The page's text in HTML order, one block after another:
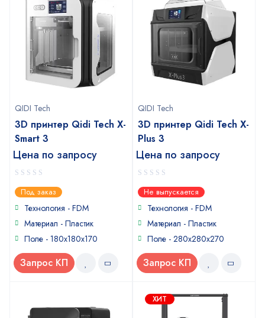
QIDI Tech
3D принтер Qidi Tech X-
Smart 3
Цена по запросу
0
out
of
Под заказ
Технология - FDM
Материал - Пластик
Поле - 180х180х170
Запрос КП
QIDI Tech
3D принтер Qidi Tech X-
Plus 3
Цена по запросу
0
out
of
Не выпускается
Технология - FDM
Материал - Пластик
Поле - 280х280х270
Запрос КП
ХИТ